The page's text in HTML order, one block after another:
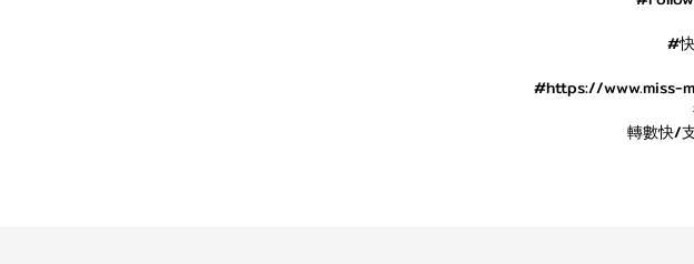
#
#https://www.miss-
轉數快/